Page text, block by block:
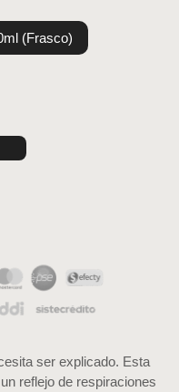
(Frasco)
ser explicado. Esta
reflejo de respiraciones